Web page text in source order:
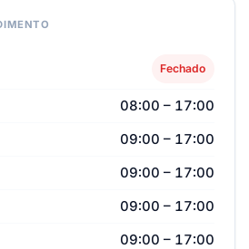
Fechado
08:00 – 17:00
09:00 – 17:00
09:00 – 17:00
09:00 – 17:00
09:00 – 17:00